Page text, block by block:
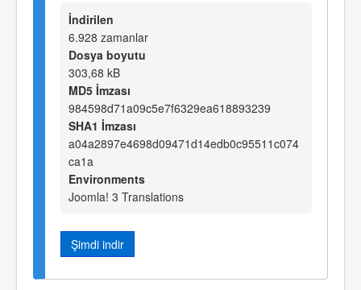
İndirilen
6.928 zamanlar
Dosya boyutu
303,68 kB
MD5 İmzası
984598d71a09c5e7f6329ea618893239
SHA1 İmzası
a04a2897e4698d09471d14edb0c95511c074
ca1a
Environments
Joomla! 3 Translations
Şimdi indir